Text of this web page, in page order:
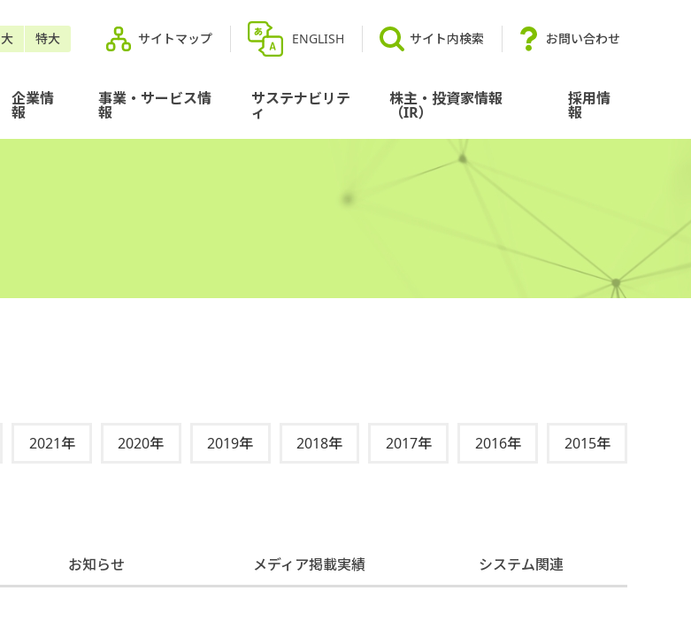
大 特大 サイトマップ ENGLISH サイト内検索 お問い合わせ
企業情
報
事業・サービス情
報
サステナビリテ
ィ
株主・投資家情報
（IR）
採用情
報
2021年 2020年 2019年 2018年 2017年 2016年 2015年
お知らせ メディア掲載実績 システム関連